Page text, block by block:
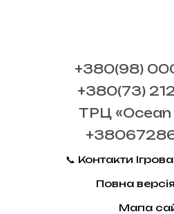
+380(98)
+380(73)
ТРЦ «Ocean
📞 Контакти
Повна
Мапа